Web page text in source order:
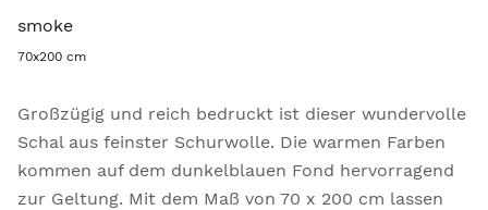
smoke
70x200 cm
Großzügig und reich bedruckt ist dieser wundervolle
Schal aus feinster Schurwolle. Die warmen Farben
kommen auf dem dunkelblauen Fond hervorragend
zur Geltung. Mit dem Maß von 70 x 200 cm lassen